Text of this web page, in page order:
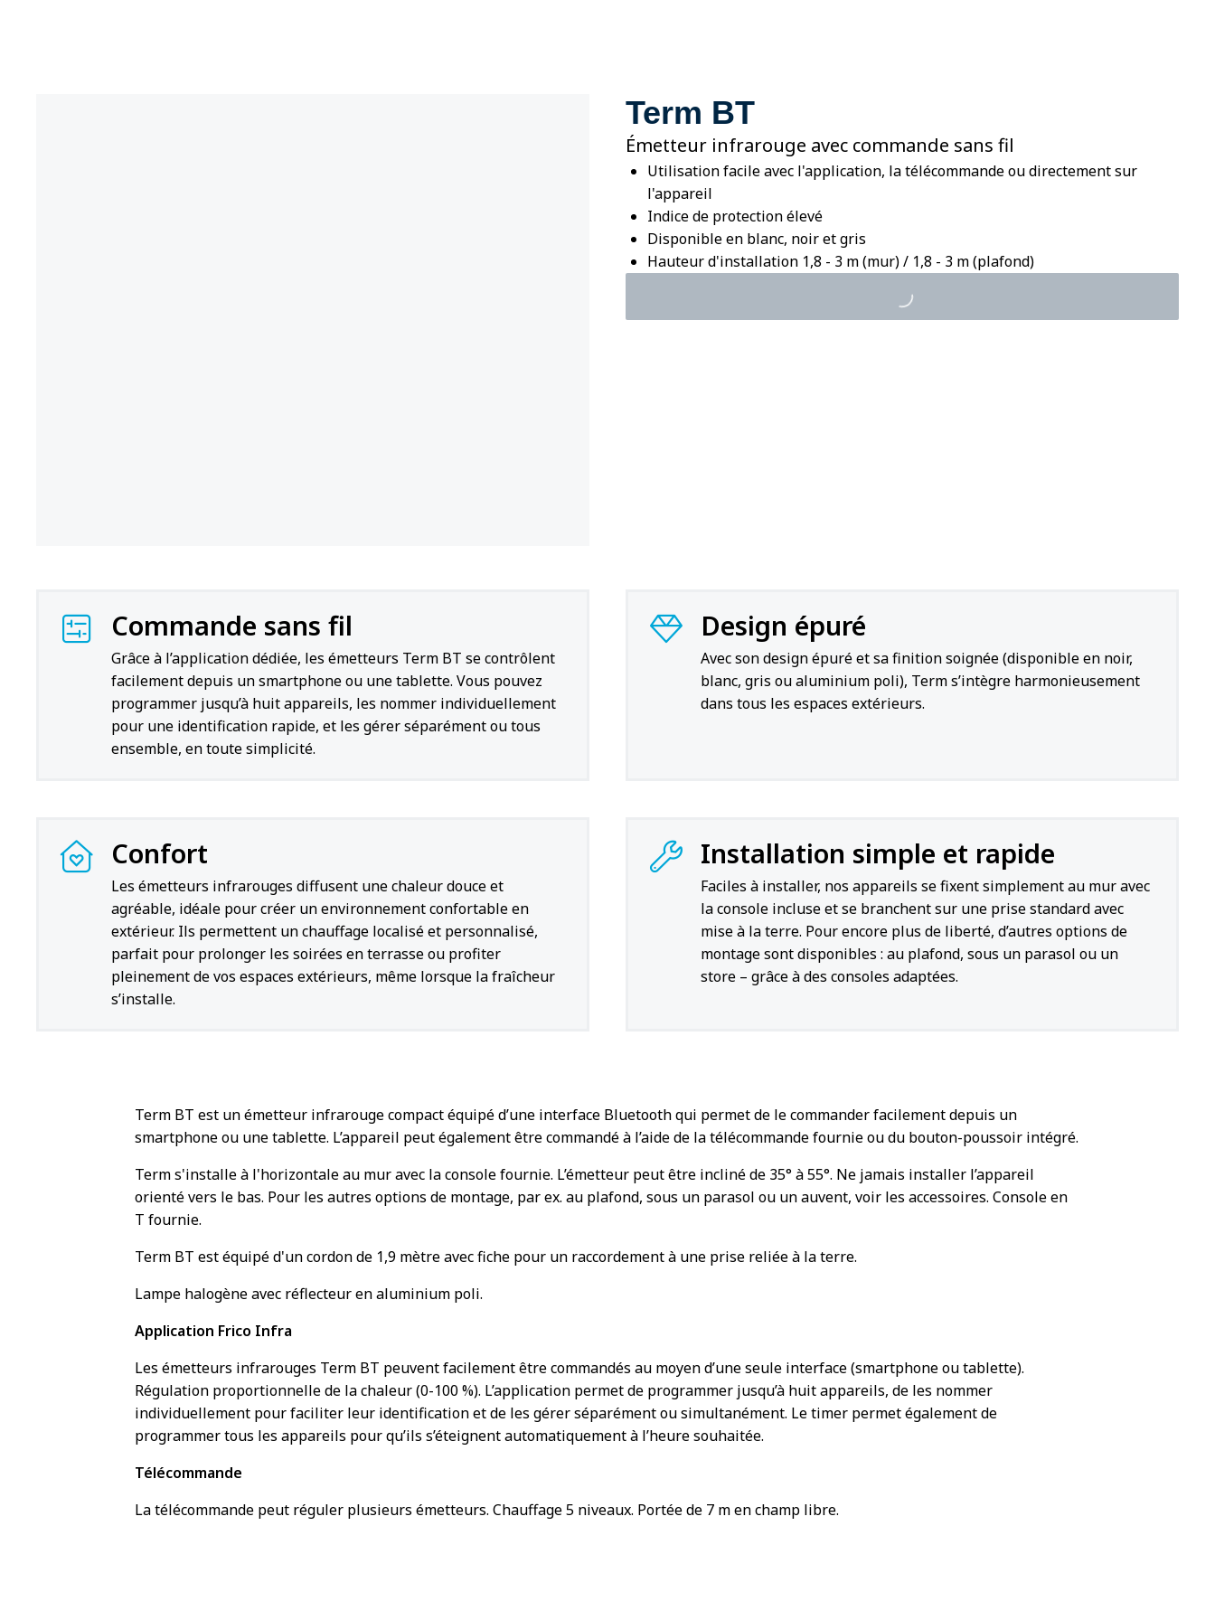
Term BT
Émetteur infrarouge avec commande sans fil
Utilisation facile avec l'application, la télécommande ou directement sur
l'appareil
Indice de protection élevé
Disponible en blanc, noir et gris
Hauteur d'installation 1,8 - 3 m (mur) / 1,8 - 3 m (plafond)
Commande sans fil
Grâce à l’application dédiée, les émetteurs Term BT se contrôlent
facilement depuis un smartphone ou une tablette. Vous pouvez
programmer jusqu’à huit appareils, les nommer individuellement
pour une identification rapide, et les gérer séparément ou tous
ensemble, en toute simplicité.
Design épuré
Avec son design épuré et sa finition soignée (disponible en noir,
blanc, gris ou aluminium poli), Term s’intègre harmonieusement
dans tous les espaces extérieurs.
Confort
Les émetteurs infrarouges diffusent une chaleur douce et
agréable, idéale pour créer un environnement confortable en
extérieur. Ils permettent un chauffage localisé et personnalisé,
parfait pour prolonger les soirées en terrasse ou profiter
pleinement de vos espaces extérieurs, même lorsque la fraîcheur
s’installe.
Installation simple et rapide
Faciles à installer, nos appareils se fixent simplement au mur avec
la console incluse et se branchent sur une prise standard avec
mise à la terre. Pour encore plus de liberté, d’autres options de
montage sont disponibles : au plafond, sous un parasol ou un
store – grâce à des consoles adaptées.
Term BT est un émetteur infrarouge compact équipé d’une interface Bluetooth qui permet de le commander facilement depuis un
smartphone ou une tablette. L’appareil peut également être commandé à l’aide de la télécommande fournie ou du bouton-poussoir intégré.
Term s'installe à l'horizontale au mur avec la console fournie. L’émetteur peut être incliné de 35° à 55°. Ne jamais installer l’appareil
orienté vers le bas. Pour les autres options de montage, par ex. au plafond, sous un parasol ou un auvent, voir les accessoires. Console en
T fournie.
Term BT est équipé d'un cordon de 1,9 mètre avec fiche pour un raccordement à une prise reliée à la terre.
Lampe halogène avec réflecteur en aluminium poli.
Application Frico Infra
Les émetteurs infrarouges Term BT peuvent facilement être commandés au moyen d’une seule interface (smartphone ou tablette).
Régulation proportionnelle de la chaleur (0-100 %). L’application permet de programmer jusqu’à huit appareils, de les nommer
individuellement pour faciliter leur identification et de les gérer séparément ou simultanément. Le timer permet également de
programmer tous les appareils pour qu’ils s’éteignent automatiquement à l’heure souhaitée.
Télécommande
La télécommande peut réguler plusieurs émetteurs. Chauffage 5 niveaux. Portée de 7 m en champ libre.